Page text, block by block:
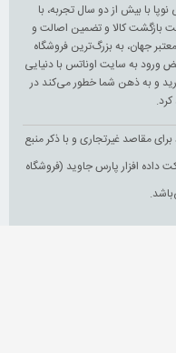
با بیش از دو سال تجربه، با
پرداخت ایمن، 7 روز ضمانت بازگشت کالا و تضمین اصالت و
جهان، به بزرگ‌ترین فروشگاه
ورود به سایت اوناتس با دنیایی
و به ذهن شما خطور می‌کند در
مقاصد غیرتجاری و با ذکر منبع
داده افزار پارس جاوید (فروشگاه